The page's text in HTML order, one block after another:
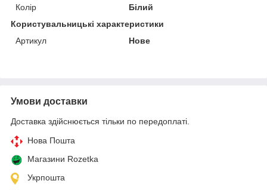
Колір
Білий
Користувальницькі характеристики
Артикул
Нове
Умови доставки
Доставка здійснюється тільки по передоплаті.
Нова Пошта
Магазини Rozetka
Укрпошта